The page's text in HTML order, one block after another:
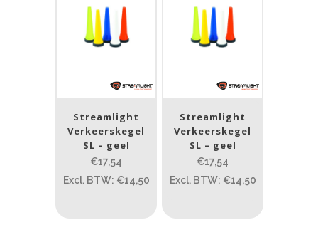
4.3 43
Gewicht (g)
1.389 124 190
Materiaal
Materiaal
Streamlight
Verkeerskegel
SL – geel
€17,54
Excl. BTW: €14,50
Streamlight
Verkeerskegel
SL – geel
€17,54
Excl. BTW: €14,50